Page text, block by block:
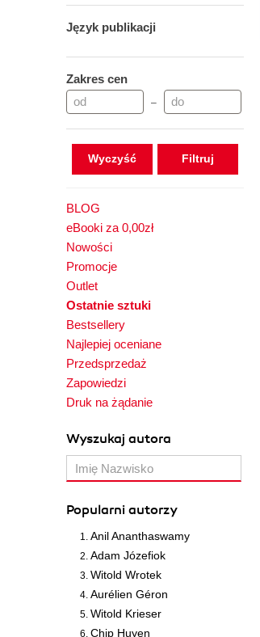
Język publikacji
Zakres cen
–
Wyczyść
BLOG
eBooki za 0,00zł
Nowości
Promocje
Outlet
Ostatnie sztuki
Bestsellery
Najlepiej oceniane
Przedsprzedaż
Zapowiedzi
Druk na żądanie
Wyszukaj autora
Popularni autorzy
Anil Ananthaswamy
Adam Józefiok
Witold Wrotek
Aurélien Géron
Witold Krieser
Chip Huyen